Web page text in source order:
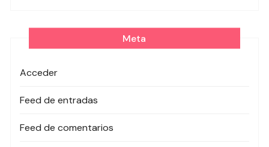
Meta
Acceder
Feed de entradas
Feed de comentarios